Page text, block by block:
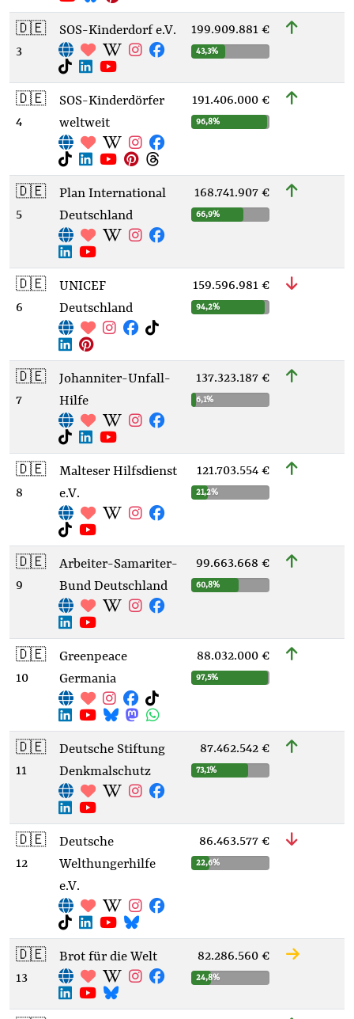
🇩🇪
3
SOS-Kinderdorf e.V. 199.909.881 €
43,3%
🇩🇪
4
SOS-Kinderdörfer
weltweit
191.406.000 €
96,8%
🇩🇪
5
Plan International
Deutschland
168.741.907 €
66,9%
🇩🇪
6
UNICEF
Deutschland
159.596.981 €
94,2%
🇩🇪
7
Johanniter-Unfall-
Hilfe
137.323.187 €
6,1%
🇩🇪
8
Malteser Hilfsdienst
e.V.
121.703.554 €
21,2%
🇩🇪
9
Arbeiter-Samariter-
Bund Deutschland
99.663.668 €
60,8%
🇩🇪
10
Greenpeace
Germania
88.032.000 €
97,5%
🇩🇪
11
Deutsche Stiftung
Denkmalschutz
87.462.542 €
73,1%
🇩🇪
12
Deutsche
Welthungerhilfe
e.V.
86.463.577 €
22,6%
🇩🇪
13
Brot für die Welt 82.286.560 €
24,8%